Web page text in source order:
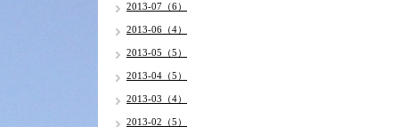
2013-07（6）
2013-06（4）
2013-05（5）
2013-04（5）
2013-03（4）
2013-02（5）